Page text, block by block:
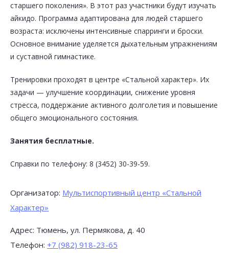
старшего поколения». В этот раз участники будут изучать
айкидо. Программа адаптирована для людей старшего
возраста: исключены интенсивные спарринги и броски.
Основное внимание уделяется дыхательным упражнениям
и суставной гимнастике.
Тренировки проходят в центре «Стальной характер». Их
задачи — улучшение координации, снижение уровня
стресса, поддержание активного долголетия и повышение
общего эмоционального состояния.
Занятия бесплатные.
Справки по телефону: 8 (3452) 30-39-59.
Организатор: Мультиспортивный центр «Стальной
Характер»
Адрес: Тюмень, ул. Пермякова, д. 40
Телефон: +7 (982) 918-23-65
Поделиться впечатлениями
Категория: